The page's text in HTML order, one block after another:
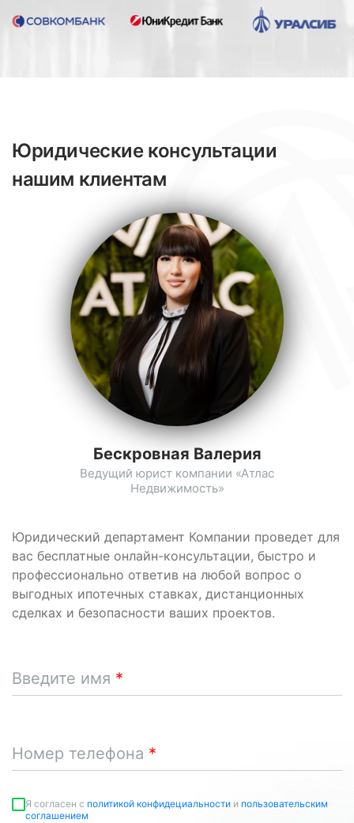
Юридические консультации
нашим клиентам
Юридический департамент Компании проведет для
вас бесплатные онлайн-консультации, быстро и
профессионально ответив на любой вопрос о
выгодных ипотечных ставках, дистанционных
сделках и безопасности ваших проектов.
Введите имя
Номер телефона
Я согласен c политикой конфидециальности и пользовательским
соглашением
Бескровная Валерия
Ведущий юрист компании «Атлас
Недвижимость»